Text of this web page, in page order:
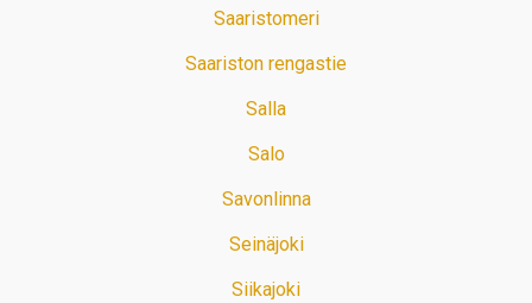
Saaristomeri
Saariston rengastie
Salla
Salo
Savonlinna
Seinäjoki
Siikajoki